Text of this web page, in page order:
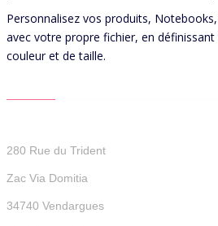
Personnalisez vos produits,
avec votre propre fichier, en
couleur et de taille.
280 Rue du Trident
Zac Via Domitia
34740 Vendargues